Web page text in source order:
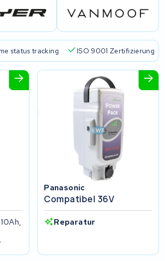
status tracking ISO 9001 Zertifizierung
Panasonic
Compatibel 36V
Reparatur